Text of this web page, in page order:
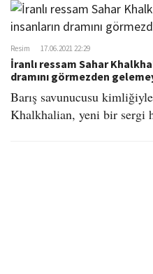
Resim 17.06.2021 22:29
İranlı ressam Sahar
dramını görmezden
Barış savunucusu
Khalkhalian, yeni bir sergi